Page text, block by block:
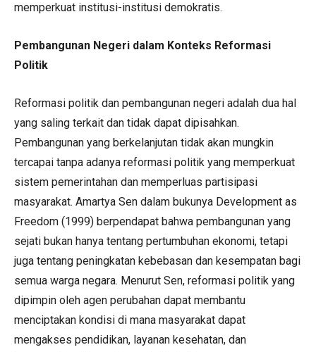
memperkuat institusi-institusi demokratis.
Pembangunan Negeri dalam Konteks Reformasi
Politik
Reformasi politik dan pembangunan negeri adalah dua hal
yang saling terkait dan tidak dapat dipisahkan.
Pembangunan yang berkelanjutan tidak akan mungkin
tercapai tanpa adanya reformasi politik yang memperkuat
sistem pemerintahan dan memperluas partisipasi
masyarakat. Amartya Sen dalam bukunya Development as
Freedom (1999) berpendapat bahwa pembangunan yang
sejati bukan hanya tentang pertumbuhan ekonomi, tetapi
juga tentang peningkatan kebebasan dan kesempatan bagi
semua warga negara. Menurut Sen, reformasi politik yang
dipimpin oleh agen perubahan dapat membantu
menciptakan kondisi di mana masyarakat dapat
mengakses pendidikan, layanan kesehatan, dan